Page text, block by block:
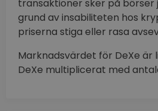
transaktioner sker på börser
grund av insabiliteten hos
priserna stiga eller rasa
Marknadsvärdet för DeXe är
DeXe multiplicerat med